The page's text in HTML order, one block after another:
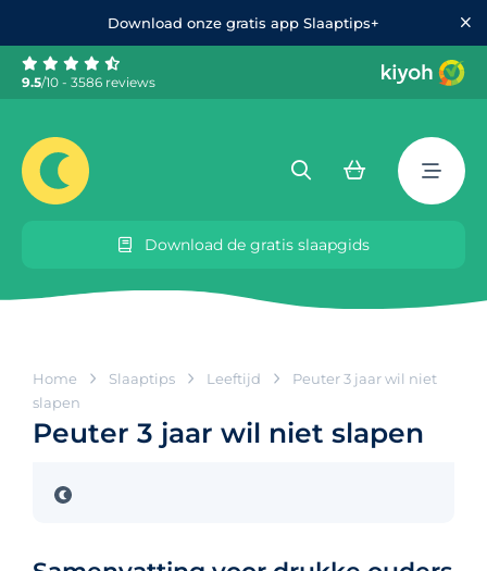
Download onze gratis app Slaaptips+
9.5/10 - 3586 reviews
Download de gratis slaapgids
Home Slaaptips Leeftijd
Peuter 3 jaar wil niet
slapen
Peuter 3 jaar wil niet slapen